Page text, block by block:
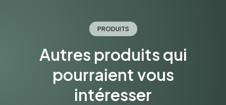
PRODUITS
Autres produits qui
pourraient vous
intéresser